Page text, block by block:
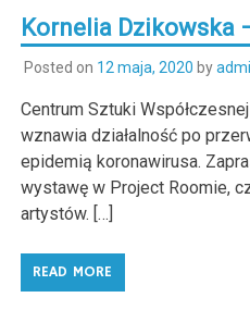
Kornelia Dzikowska
Posted on 12 maja, 2020 by
Centrum Sztuki
wznawia działalność po
epidemią koronawirusa.
wystawę w Project Roomie,
artystów. […]
READ MORE